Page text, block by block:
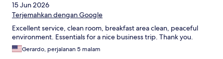
15 Jun 2026
Terjemahkan dengan Google
Excellent service, clean room, breakfast area clean, peaceful
environment. Essentials for a nice business trip. Thank you.
Gerardo, perjalanan 5 malam